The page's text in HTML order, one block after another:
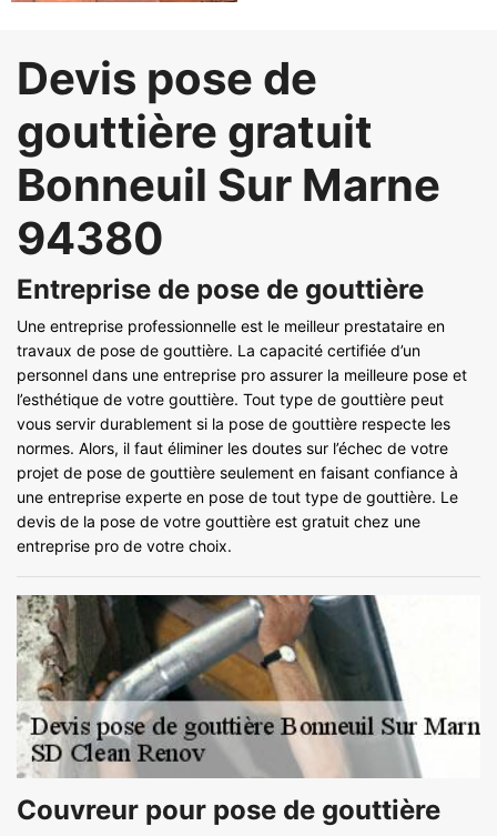
Devis pose de
gouttière gratuit
Bonneuil Sur Marne
94380
Entreprise de pose de gouttière
Une entreprise professionnelle est le meilleur prestataire en
travaux de pose de gouttière. La capacité certifiée d’un
personnel dans une entreprise pro assurer la meilleure pose et
l’esthétique de votre gouttière. Tout type de gouttière peut
vous servir durablement si la pose de gouttière respecte les
normes. Alors, il faut éliminer les doutes sur l’échec de votre
projet de pose de gouttière seulement en faisant confiance à
une entreprise experte en pose de tout type de gouttière. Le
devis de la pose de votre gouttière est gratuit chez une
entreprise pro de votre choix.
Couvreur pour pose de gouttière